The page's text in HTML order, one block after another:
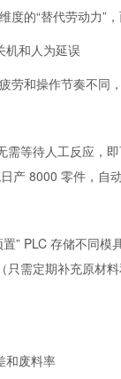
度的“替代劳动力”
机和人为延误
劳和操作节奏不同
需等待人工反应，
产 8000 零件，自
置” PLC 存储不同
只需定期补充原材
和废料率